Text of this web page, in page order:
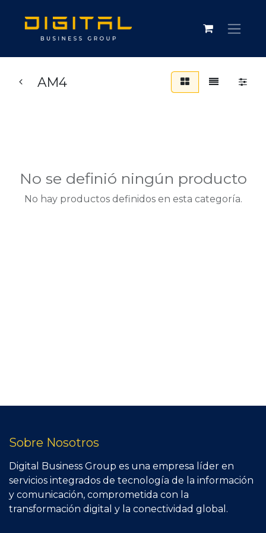
AM4
No se definió ningún producto
No hay productos definidos en esta categoría.
Sobre Nosotros
Digital Business Group es una empresa líder en
servicios integrados de tecnología de la información
y comunicación, comprometida con la
transformación digital y la conectividad global.